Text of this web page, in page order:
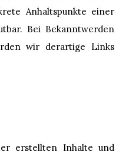
Anhaltspunkte einer
Bei Bekanntwerden
wir derartige Links
erstellten Inhalte und